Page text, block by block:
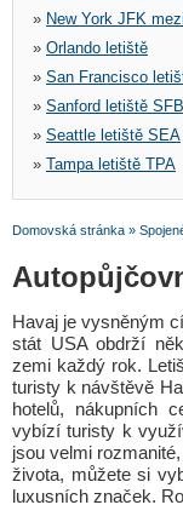
» New York JFK
» Orlando letiště
» San Francisco
» Sanford letiště SFB
» Seattle letiště SEA
» Tampa letiště TPA
Domovská stránka »
Havaj je vysněným
stát USA obdrží
zemi každý rok.
turisty k návštěvě
hotelů, nákupních
vybízí turisty k
jsou velmi
života, můžete si
luxusních značek.